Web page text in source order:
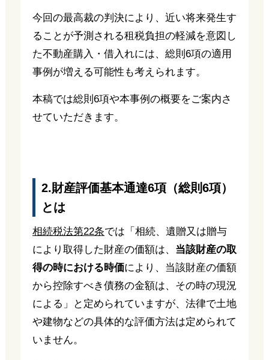
今回の最高裁の判決により、近い将来発生す
ることが予測される租税負担の軽減を意図し
た不動産購入・借入れには、総則6項の適用
事例が増える可能性も考えられます。
本稿では総則6項や本事例の概要をご案内さ
せていただきます。
2.財産評価基本通達6項（総則6項）
とは
相続税法第22条では「相続、遺贈又は贈与
により取得した財産の価額は、 当該財産の取
得の時における時価により、当該財産の価額
から控除すべき債務の金額は、その時の現況
による」と定められていますが、法律で土地
や建物などの具体的な評価方法は定められて
いません。